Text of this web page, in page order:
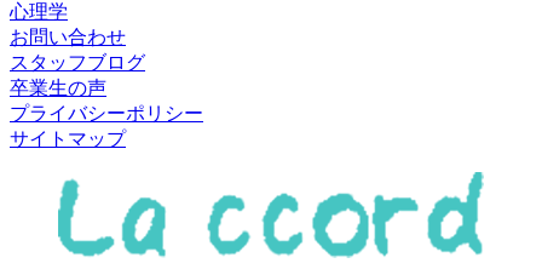
心理学
お問い合わせ
スタッフブログ
卒業生の声
プライバシーポリシー
サイトマップ